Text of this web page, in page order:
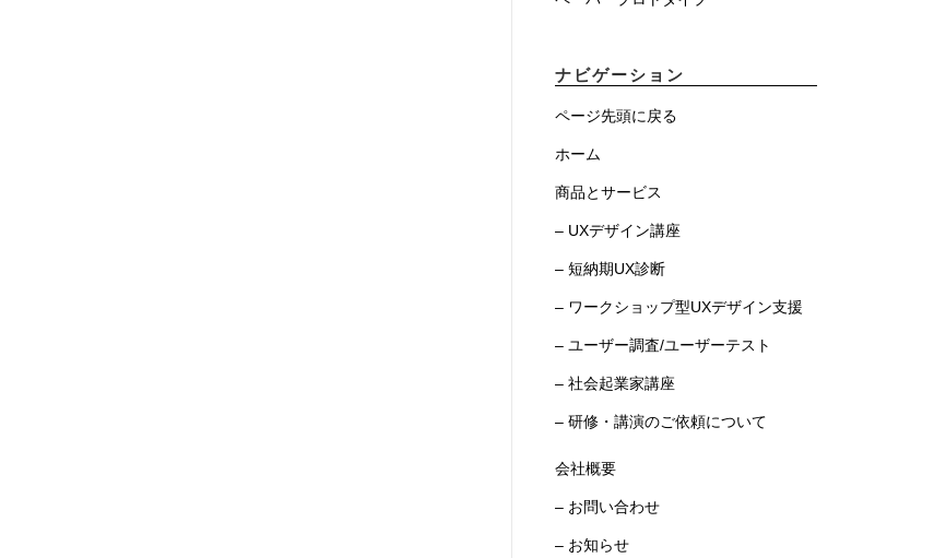
ナビゲーション
ページ先頭に戻る
ホーム
商品とサービス
– UXデザイン講座
– 短納期UX診断
– ワークショップ型UXデザイン支援
– ユーザー調査/ユーザーテスト
– 社会起業家講座
– 研修・講演のご依頼について
会社概要
– お問い合わせ
– お知らせ